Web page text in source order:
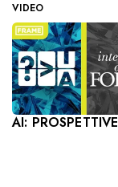
VIDEO
AI: PROSPETTIVE